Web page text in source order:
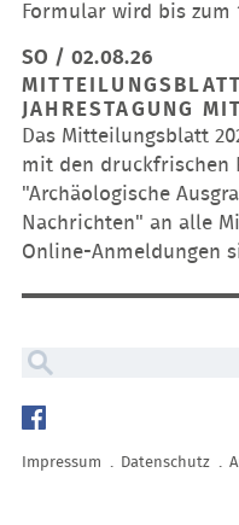
Formular wird bis zum
SO / 02.08.26
JAHRESTAGUNG
Das Mitteilungsblatt
mit den druckfrischen
"Archäologische
Nachrichten" an alle
Online-Anmeldungen
Navigation
überspringen
Impressum Datenschutz